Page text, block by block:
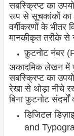
सबस्क्रिप्ट का
रूप से सूचकांकों का
वर्गीकरणों के भीतर
मानकीकृत तरीके से
फ़ुटनोट नंबर
अकादमिक लेखन में
सबस्क्रिप्ट का
रेखा से थोड़ा नीचे
बिना फ़ुटनोट
डिजिटल
and